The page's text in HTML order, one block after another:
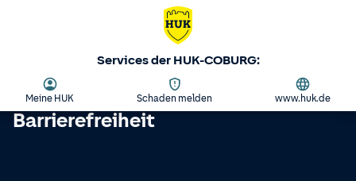
Services der HUK-COBURG:
Meine HUK Schaden melden www.huk.de
Barrierefreiheit